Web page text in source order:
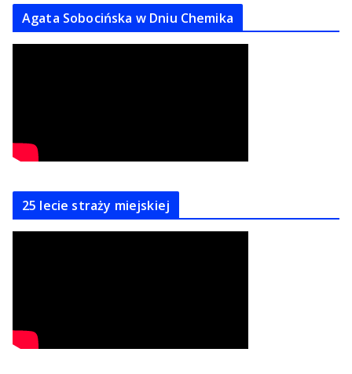
Agata Sobocińska w Dniu Chemika
25 lecie straży miejskiej